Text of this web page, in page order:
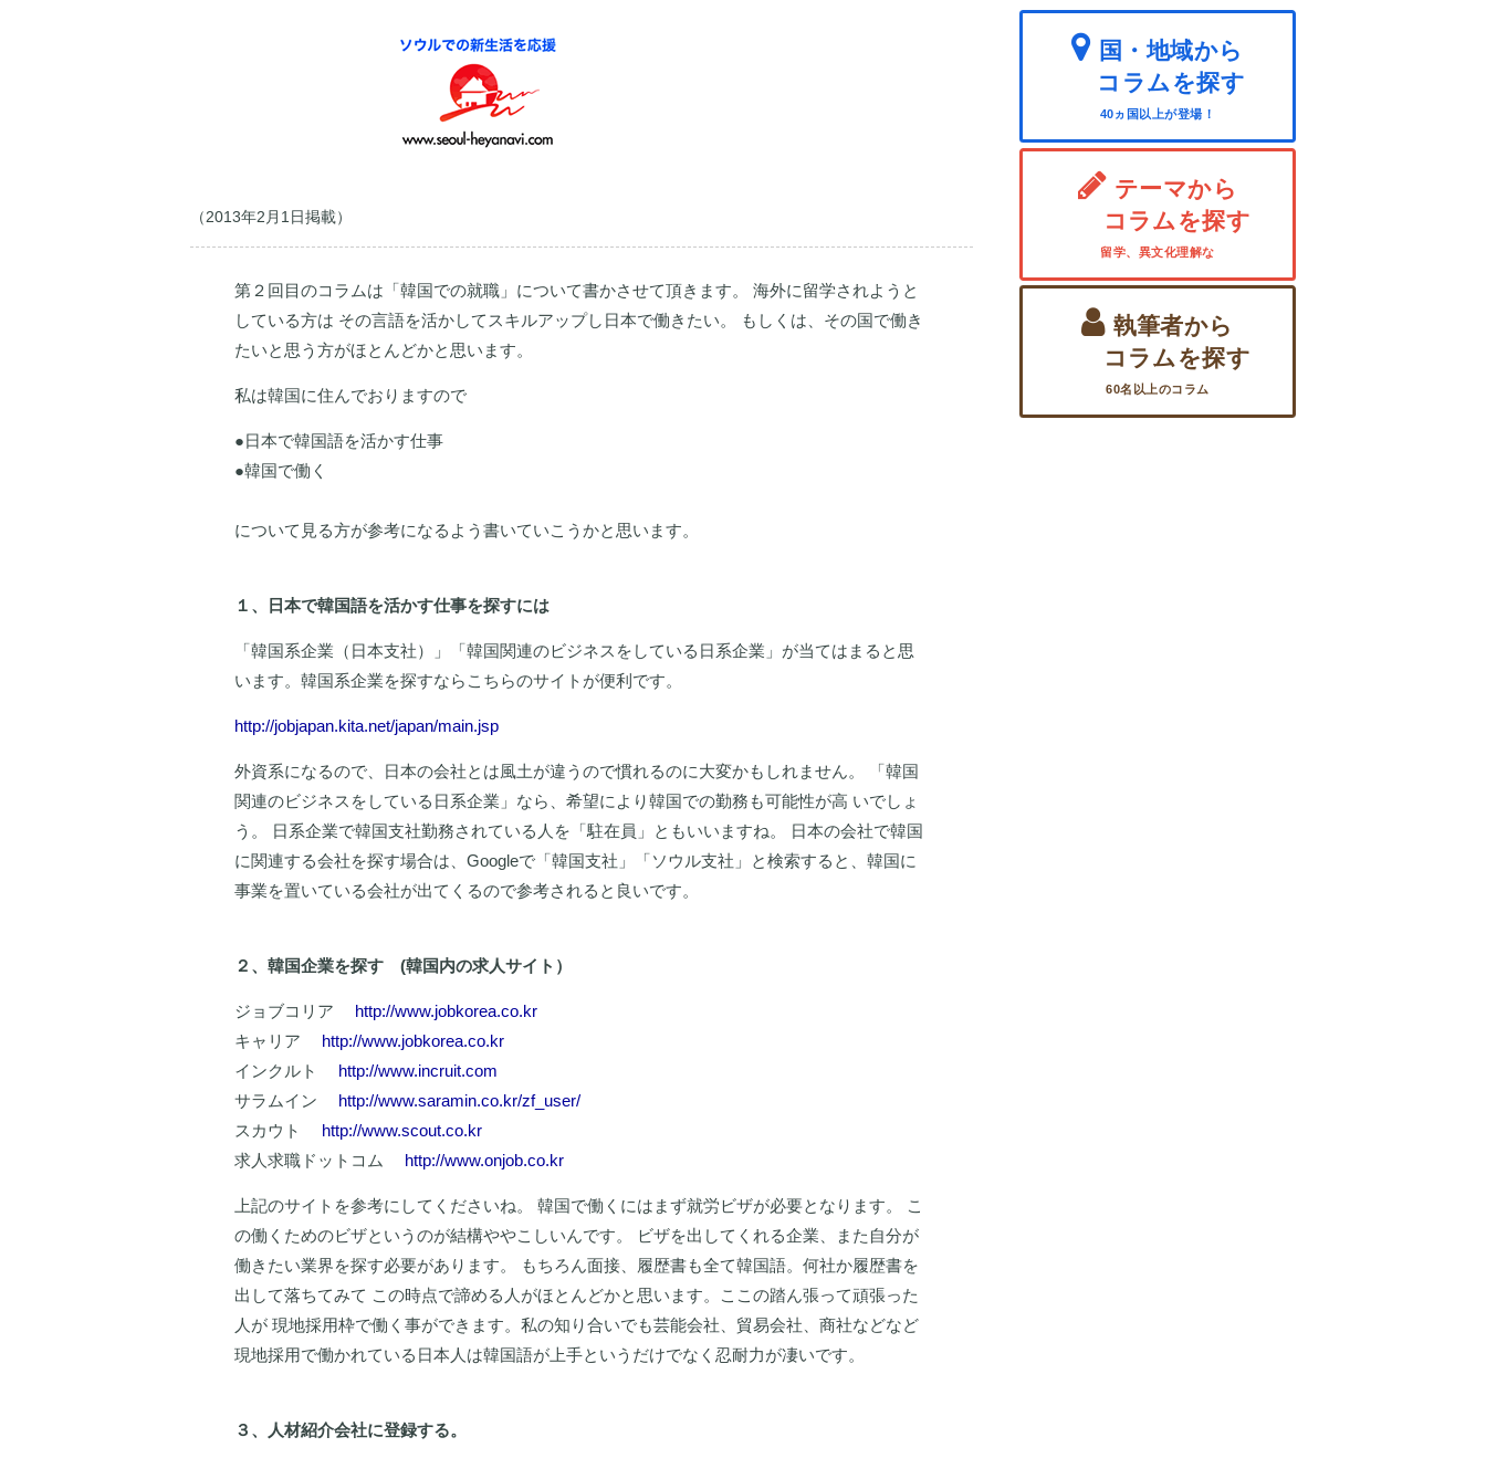
（2013年2月1日掲載）
第２回目のコラムは「韓国での就職」について書かさせて頂きます。 海外に留学されようと
している方は その言語を活かしてスキルアップし日本で働きたい。 もしくは、その国で働き
たいと思う方がほとんどかと思います。
私は韓国に住んでおりますので
●日本で韓国語を活かす仕事
●韓国で働く
について見る方が参考になるよう書いていこうかと思います。
１、日本で韓国語を活かす仕事を探すには
「韓国系企業（日本支社）」「韓国関連のビジネスをしている日系企業」が当てはまると思
います。韓国系企業を探すならこちらのサイトが便利です。
http://jobjapan.kita.net/japan/main.jsp
外資系になるので、日本の会社とは風土が違うので慣れるのに大変かもしれません。 「韓国
関連のビジネスをしている日系企業」なら、希望により韓国での勤務も可能性が高 いでしょ
う。 日系企業で韓国支社勤務されている人を「駐在員」ともいいますね。 日本の会社で韓国
に関連する会社を探す場合は、Googleで「韓国支社」「ソウル支社」と検索すると、韓国に
事業を置いている会社が出てくるので参考されると良いです。
２、韓国企業を探す (韓国内の求人サイト）
ジョブコリア http://www.jobkorea.co.kr
キャリア http://www.jobkorea.co.kr
インクルト http://www.incruit.com
サラムイン http://www.saramin.co.kr/zf_user/
スカウト http://www.scout.co.kr
求人求職ドットコム http://www.onjob.co.kr
上記のサイトを参考にしてくださいね。 韓国で働くにはまず就労ビザが必要となります。 こ
の働くためのビザというのが結構ややこしいんです。 ビザを出してくれる企業、また自分が
働きたい業界を探す必要があります。 もちろん面接、履歴書も全て韓国語。何社か履歴書を
出して落ちてみて この時点で諦める人がほとんどかと思います。ここの踏ん張って頑張った
人が 現地採用枠で働く事ができます。私の知り合いでも芸能会社、貿易会社、商社などなど
現地採用で働かれている日本人は韓国語が上手というだけでなく忍耐力が凄いです。
３、人材紹介会社に登録する。
国・地域から
コラムを探す
40ヵ国以上が登場！
テーマから
コラムを探す
留学、異文化理解な
執筆者から
コラムを探す
60名以上のコラム